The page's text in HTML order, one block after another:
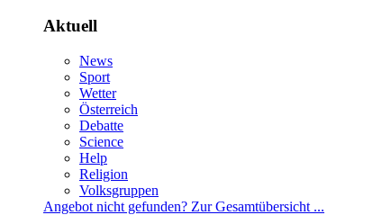
Aktuell
News
Sport
Wetter
Österreich
Debatte
Science
Help
Religion
Volksgruppen
Angebotnichtgefunden?ZurGesamtübersicht...